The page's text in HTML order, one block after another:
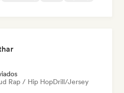
Rap / Hip HopDrill/Jersey